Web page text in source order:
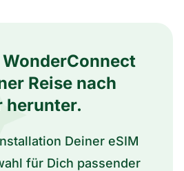
Reise nach
herunter.
Deiner eSIM
für Dich passender